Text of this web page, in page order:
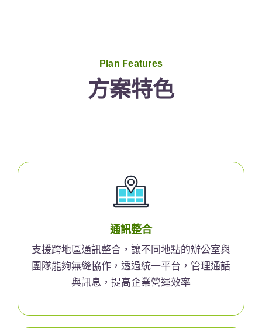
Plan Features
方案特色
通訊整合
支援跨地區通訊整合，讓不同地點的辦公室與
團隊能夠無縫協作，透過統一平台，管理通話
與訊息，提高企業營運效率